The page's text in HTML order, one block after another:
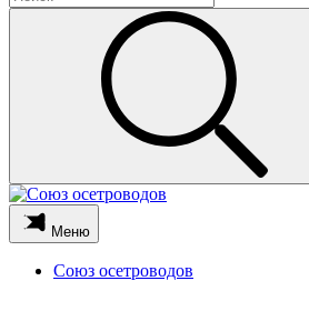
Меню
Союз осетроводов